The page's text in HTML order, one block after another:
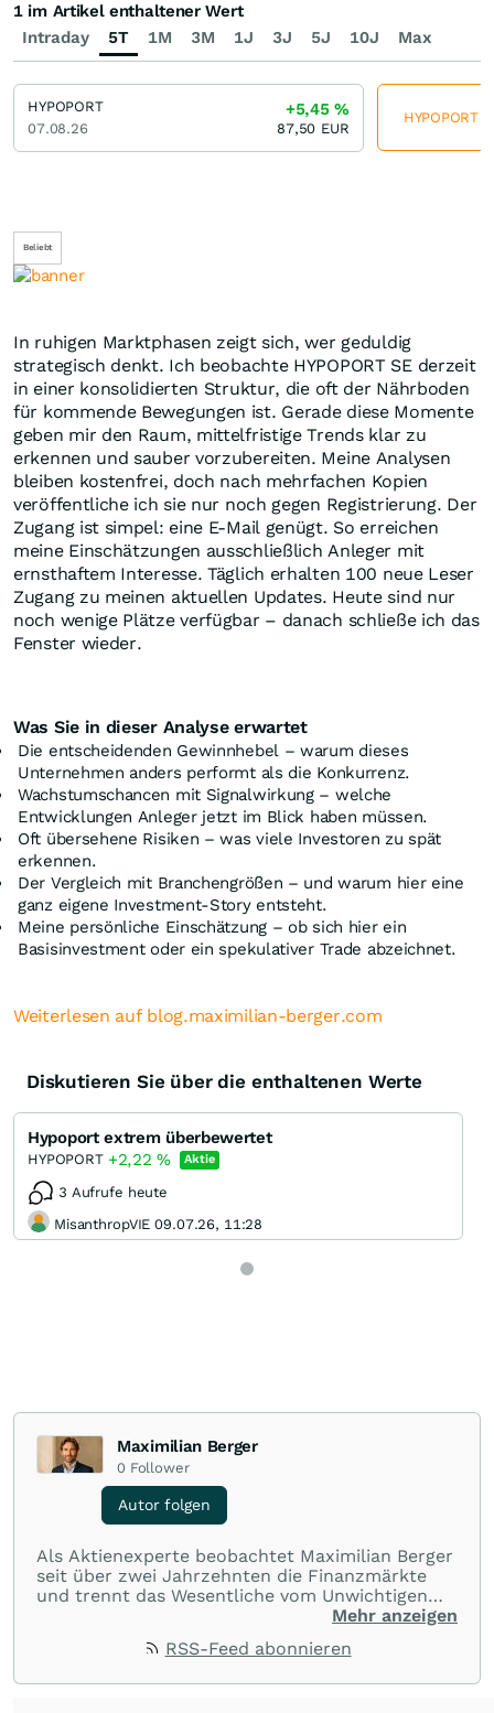
Beliebt
In ruhigen Marktphasen zeigt sich, wer geduldig
strategisch denkt. Ich beobachte HYPOPORT SE derzeit
in einer konsolidierten Struktur, die oft der Nährboden
für kommende Bewegungen ist. Gerade diese Momente
geben mir den Raum, mittelfristige Trends klar zu
erkennen und sauber vorzubereiten. Meine Analysen
bleiben kostenfrei, doch nach mehrfachen Kopien
veröffentliche ich sie nur noch gegen Registrierung. Der
Zugang ist simpel: eine E-Mail genügt. So erreichen
meine Einschätzungen ausschließlich Anleger mit
ernsthaftem Interesse. Täglich erhalten 100 neue Leser
Zugang zu meinen aktuellen Updates. Heute sind nur
noch wenige Plätze verfügbar – danach schließe ich das
Fenster wieder.
Was Sie in dieser Analyse erwartet
Die entscheidenden Gewinnhebel – warum dieses
Unternehmen anders performt als die Konkurrenz.
Wachstumschancen mit Signalwirkung – welche
Entwicklungen Anleger jetzt im Blick haben müssen.
Oft übersehene Risiken – was viele Investoren zu spät
erkennen.
Der Vergleich mit Branchengrößen – und warum hier eine
ganz eigene Investment-Story entsteht.
Meine persönliche Einschätzung – ob sich hier ein
Basisinvestment oder ein spekulativer Trade abzeichnet.
Weiterlesen auf blog.maximilian-berger.com
Diskutieren Sie über die enthaltenen Werte
Hypoport extrem überbewertet
HYPOPORT +2,22% Aktie
3 Aufrufe heute
MisanthropVIE 09.07.26, 11:28
Maximilian Berger
0 Follower
Autor folgen
Als Aktienexperte beobachtet Maximilian Berger
seit über zwei Jahrzehnten die Finanzmärkte
und trennt das Wesentliche vom Unwichtigen
und liefert wöchentlich klare, unabhängige
und Renditen liefern.
Mehr anzeigen
RSS-Feed abonnieren
Intraday 5T 1M 3M 1J 3J 5J 10J Max
1 im Artikel enthaltener Wert
HYPOPORT
07.08.26
+5,45%
87,50 EUR
HYPOPORT